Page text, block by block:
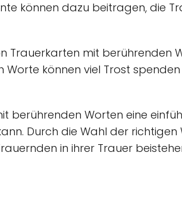
können dazu beitragen, die
Trauerkarten mit
Worte können viel Trost
berührenden Worten eine
Durch die Wahl der
in ihrer Trauer